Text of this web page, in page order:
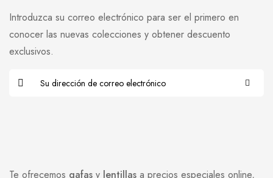
Te ofrecemos gafas y lentillas a precios especiales online,
Introduzca su correo electrónico para ser el primero en
conocer las nuevas colecciones y obtener descuento
exclusivos.